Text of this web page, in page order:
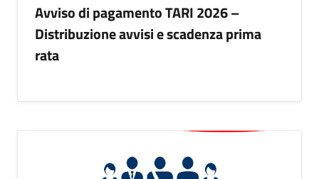
Avviso di pagamento TARI 2026 –
Distribuzione avvisi e scadenza prima
rata